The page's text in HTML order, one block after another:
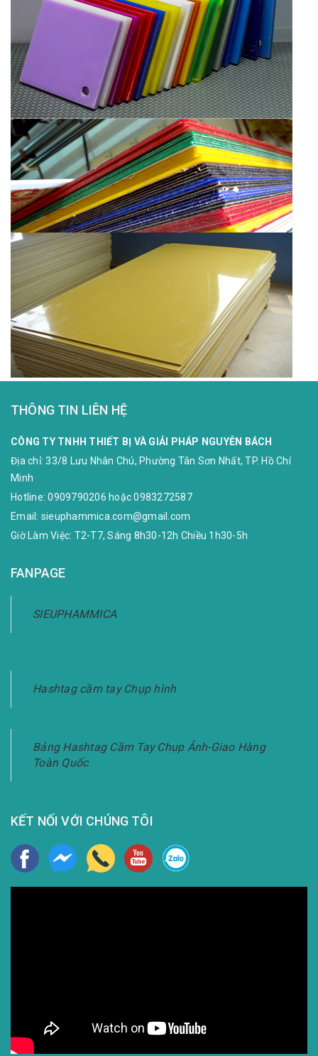
THÔNG TIN LIÊN HỆ
CÔNG TY TNHH THIẾT BỊ VÀ GIẢI PHÁP NGUYỄN BÁCH
Địa chỉ:33/8 Lưu Nhân Chú, Phường Tân Sơn Nhất, TP. Hồ Chí
Minh
Hotline:0909790206 hoặc0983272587
Email: sieuphammica.com@gmail.com
Giờ Làm Việc: T2-T7, Sáng 8h30-12h Chiều 1h30-5h
FANPAGE
SIEUPHAMMICA
Hashtag cầm tay Chụp hình
Bảng Hashtag Cầm Tay Chụp Ảnh-Giao Hàng
Toàn Quốc
KẾT NỐI VỚI CHÚNG TÔI